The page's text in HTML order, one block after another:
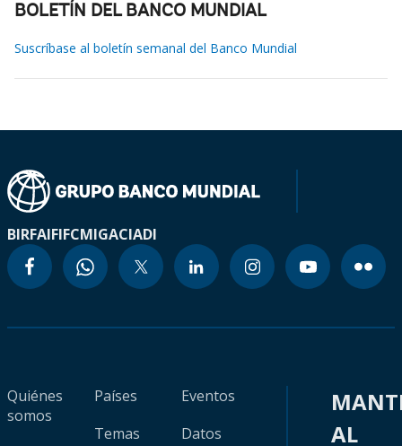
BOLETÍN DEL BANCO MUNDIAL
Suscríbase al boletín semanal del Banco Mundial
BIRFAIFIFCMIGACIADI
Quiénes
somos
Países
Temas
Eventos
Datos
AL